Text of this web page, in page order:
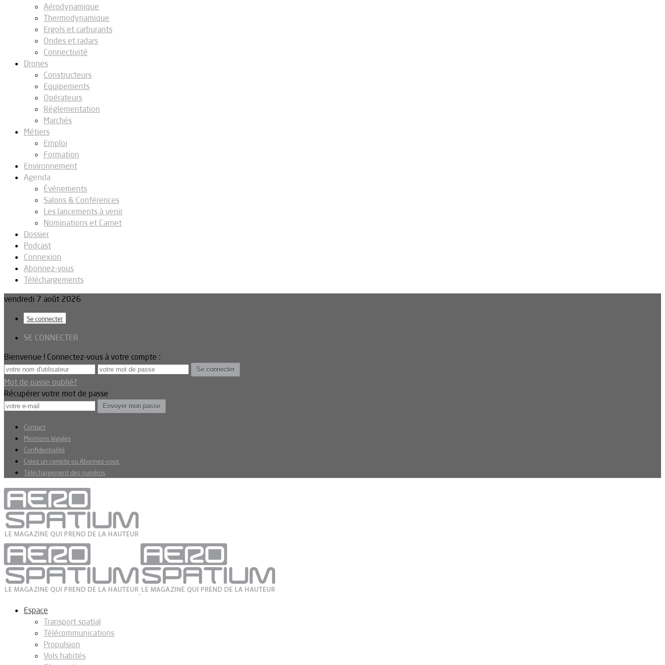
Aérodynamique
Thermodynamique
Ergols et carburants
Ondes et radars
Connectivité
Drones
Constructeurs
Equipements
Opérateurs
Réglementation
Marchés
Métiers
Emploi
Formation
Environnement
Agenda
Événements
Salons & Conférences
Les lancements à venir
Nominations et Carnet
Dossier
Podcast
Connexion
Abonnez-vous
Téléchargements
vendredi 7 août 2026
Se connecter
SE CONNECTER
Bienvenue ! Connectez-vous à votre compte :
Mot de passe oublié?
Récupérer votre mot de passe
Contact
Mentions légales
Confidentialité
Créez un compte ou Abonnez-vous
Téléchargement des numéros
Espace
Transport spatial
Télécommunications
Propulsion
Vols habités